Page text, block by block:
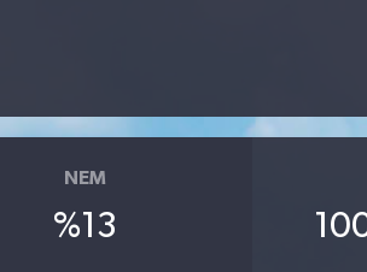
NEM
%13